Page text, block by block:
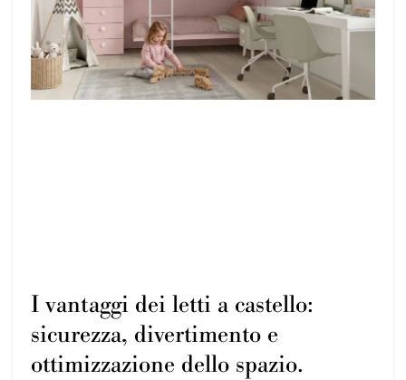
I vantaggi dei letti a castello:
sicurezza, divertimento e
ottimizzazione dello spazio.